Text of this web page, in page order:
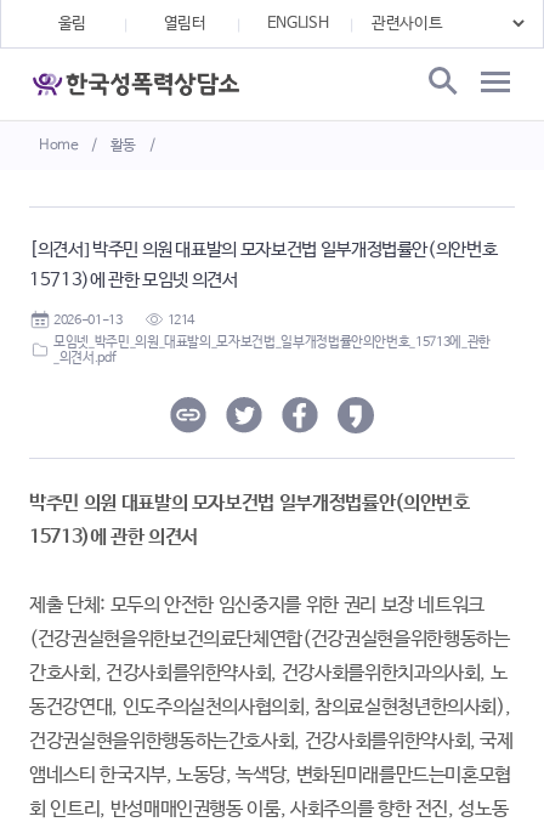
Home / 활동 /
울림 열림터 ENGLISH
[의견서] 박주민 의원 대표발의 모자보건법 일부개정법률안(의안번호
15713)에 관한 모임넷 의견서
2026-01-13
1214
모임넷_박주민_의원_대표발의_모자보건법_일부개정법률안의안번호_15713에_관한
_의견서.pdf
박주민 의원 대표발의 모자보건법 일부개정법률안(의안번호
15713)에 관한 의견서
제출 단체: 모두의 안전한 임신중지를 위한 권리 보장 네트워크
(건강권실현을위한보건의료단체연합(건강권실현을위한행동하는
간호사회, 건강사회를위한약사회, 건강사회를위한치과의사회, 노
동건강연대, 인도주의실천의사협의회, 참의료실현청년한의사회),
건강권실현을위한행동하는간호사회, 건강사회를위한약사회, 국제
앰네스티 한국지부, 노동당, 녹색당, 변화된미래를만드는미혼모협
회 인트리, 반성매매인권행동 이룸, 사회주의를 향한 전진, 성노동